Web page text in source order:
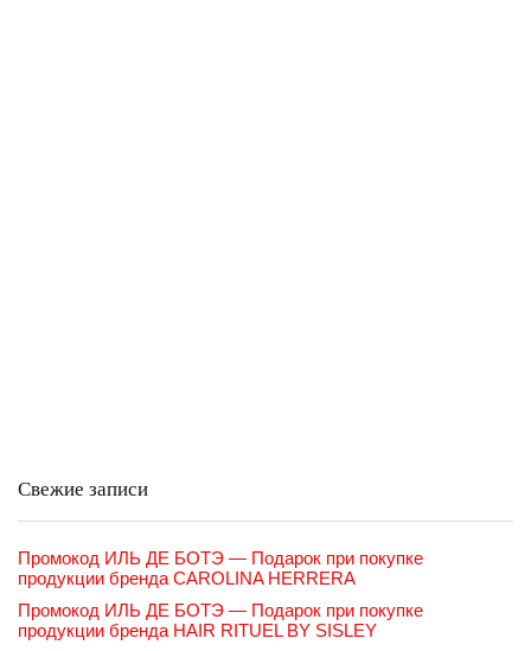
Свежие записи
Промокод ИЛЬ ДЕ БОТЭ — Подарок при покупке
продукции бренда CAROLINA HERRERA
Промокод ИЛЬ ДЕ БОТЭ — Подарок при покупке
продукции бренда HAIR RITUEL BY SISLEY